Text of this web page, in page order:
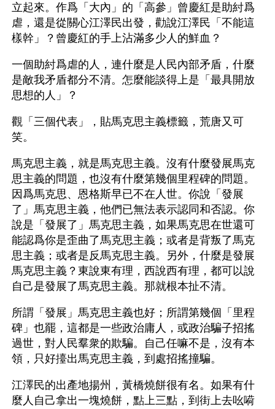
立起來。作爲「大內」的「高參」曾慶紅是助紂爲
虐，還是從關心江澤民出發，勸說江澤民「不能這
樣幹」？曾慶紅的手上沾滿多少人的鮮血？
一個助紂爲虐的人，連什麼是人民內部矛盾，什麼
是敵我矛盾都分不清。怎麼能談得上是「最具開放
思想的人」？
觀「三個代表」，貼馬克思主義標籤，荒唐又可
笑。
馬克思主義，就是馬克思主義。沒有什麼發展馬克
思主義的問題，也沒有什麼第幾個里程碑的問題。
因爲馬克思、恩格斯早已不在人世。你說「發展
了」馬克思主義，他們已無法表示認同和否認。你
說是「發展了」馬克思主義，如果馬克思在世還可
能認爲你是歪曲了馬克思主義；或者是背叛了馬克
思主義；或者是反馬克思主義。另外，什麼是發展
馬克思主義？東說東有理，西說西有理，都可以說
自己是發展了馬克思主義。那就根本扯不清。
所謂「發展」馬克思主義也好；所謂第幾個「里程
碑」也罷，這都是一些政治庸人，或政治騙子招搖
過世，對人民羣衆的欺騙。自己任嘛不是，沒有本
領，只好擡出馬克思主義，到處招搖撞騙。
江澤民的出產地揚州，黃橋燒餅很有名。如果有什
麼人自己拿出一塊燒餅，點上三點，到街上去吆嗬